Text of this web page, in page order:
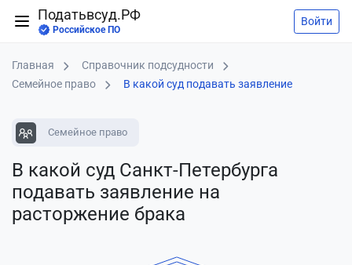
Податьвсуд.РФ
Российское ПО
Войти
Главная
Справочник подсудности
Семейное право
В какой суд подавать заявление
Семейное право
В какой суд Санкт-Петербурга
подавать заявление на
расторжение брака